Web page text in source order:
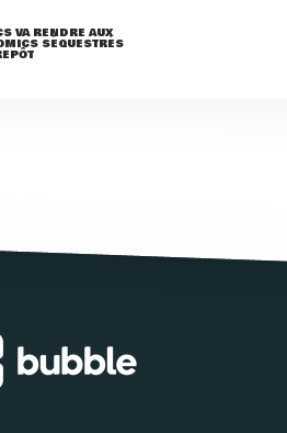
VA RENDRE AUX
SÉQUESTRÉS